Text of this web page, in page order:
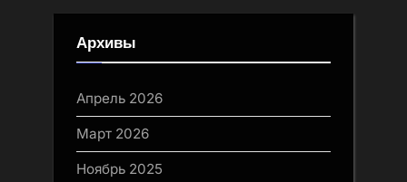
Архивы
Апрель 2026
Март 2026
Ноябрь 2025